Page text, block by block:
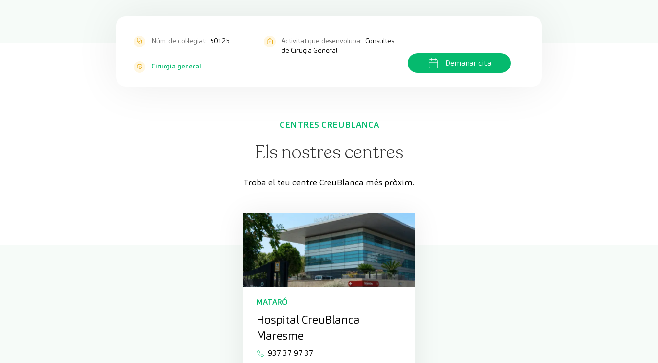
Núm. de col·legiat: 50125 Activitat que desenvolupa: Consultes
de Cirugia General
Cirurgia general
Demanar cita
CENTRES CREUBLANCA
Els nostres centres
Troba el teu centre CreuBlanca més pròxim.
MATARÓ
Hospital CreuBlanca
Maresme
937 37 97 37